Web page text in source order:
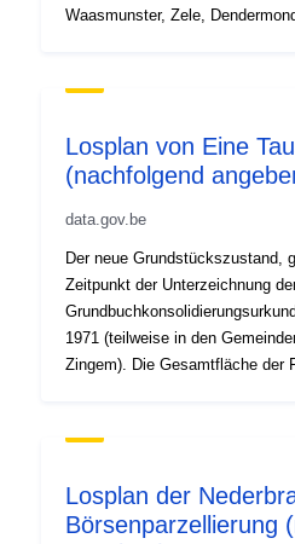
Alkuperä:
Tunnisteet:
Muut tunnisteet:
Käyttöoikeudet: non-
Waasmunster, Zele,
Losplan von Eine
(nachfolgend
data.gov.be
Der neue Grundstückszustand,
Zeitpunkt der Unterzeichnung
1971 (teilweise in den
Zingem). Die Gesamtfläche der
Losplan der
Börsenparzellierung